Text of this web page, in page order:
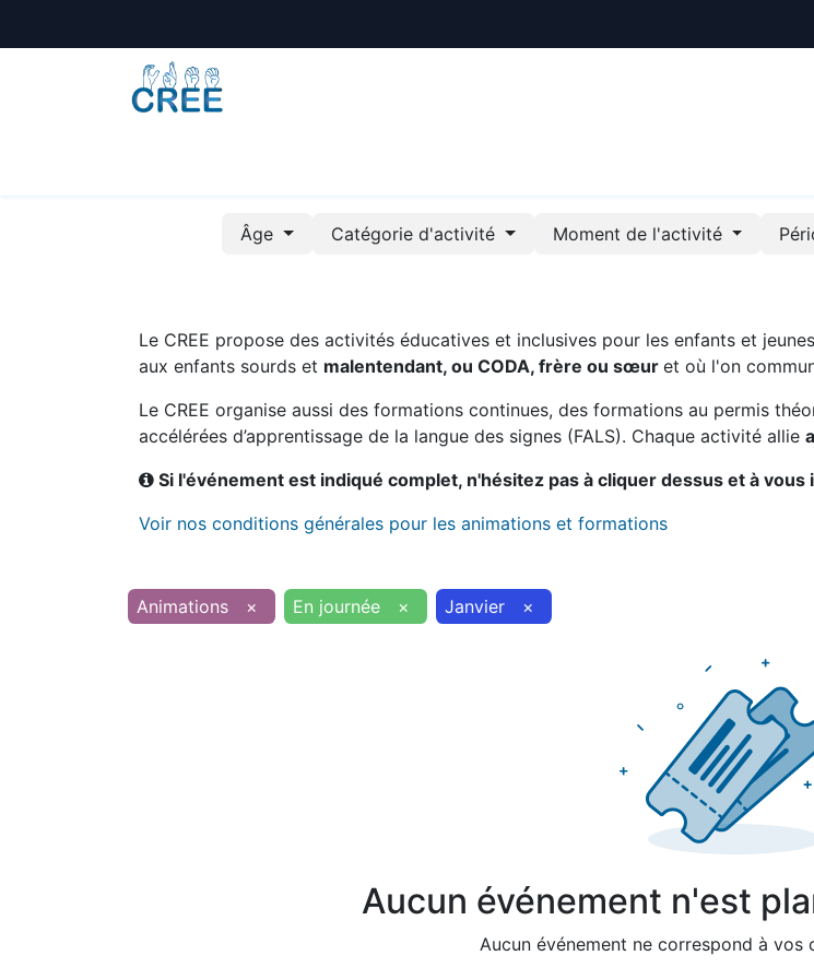
Âge Catégorie d'activité Moment de l'activité
Le CREE propose des activités éducatives et inclusives pour les enfants et
aux enfants sourds et malentendant, ou CODA, frère ou sœur et où l'on
Le CREE organise aussi des formations continues, des formations au permis
accélérées d’apprentissage de la langue des signes (FALS). Chaque activité allie
Si l'événement est indiqué complet, n'hésitez pas à cliquer dessus et à
Voir nos conditions générales pour les animations et formations
Animations × En journée × Janvier ×
Aucun événement n'est
Aucun événement ne correspond à vos